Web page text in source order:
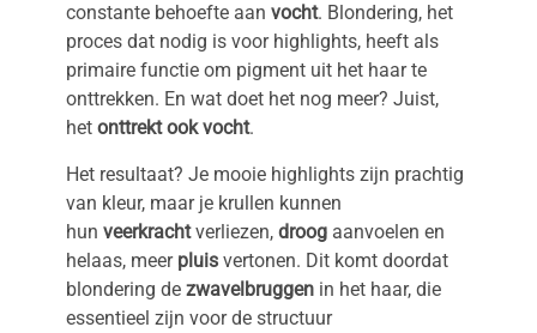
constante behoefte aan vocht. Blondering, het
proces dat nodig is voor highlights, heeft als
primaire functie om pigment uit het haar te
onttrekken. En wat doet het nog meer? Juist,
het onttrekt ook vocht.
Het resultaat? Je mooie highlights zijn prachtig
van kleur, maar je krullen kunnen
hun veerkrachtverliezen, droog aanvoelen en
helaas, meerpluis vertonen. Dit komt doordat
blondering de zwavelbruggen in het haar, die
essentieel zijn voor de structuur